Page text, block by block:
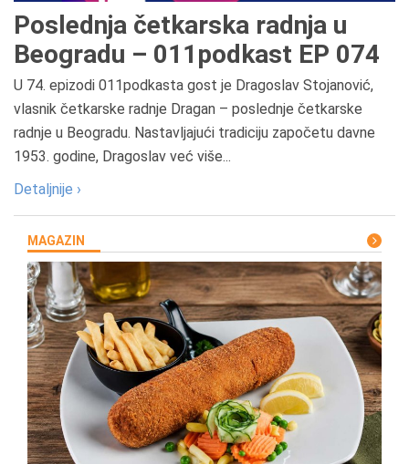
Poslednja četkarska radnja u
Beogradu – 011podkast EP 074
U 74. epizodi 011podkasta gost je Dragoslav Stojanović,
vlasnik četkarske radnje Dragan – poslednje četkarske
radnje u Beogradu. Nastavljajući tradiciju započetu davne
1953. godine, Dragoslav već više...
Detaljnije ›
MAGAZIN